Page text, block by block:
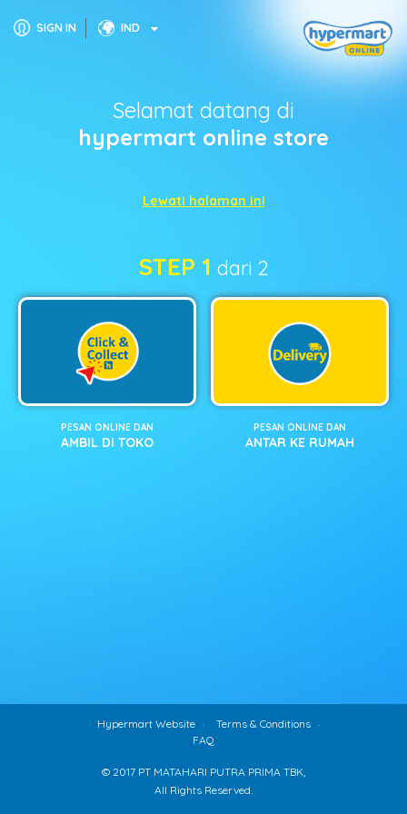
SIGN IN IND
Selamat datang di
hypermart online store
Lewati halaman ini
STEP 1 dari 2
PESAN ONLINE DAN
AMBIL DI TOKO
PESAN ONLINE DAN
ANTAR KE RUMAH
Hypermart Website
Terms & Conditions
FAQ
© 2017 PT MATAHARI PUTRA PRIMA TBK,
All Rights Reserved.